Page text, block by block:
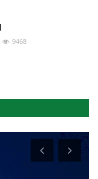
9468